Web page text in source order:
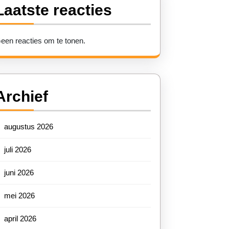
reacties
reacties om te tonen.
augustus 2026
juli 2026
juni 2026
mei 2026
april 2026